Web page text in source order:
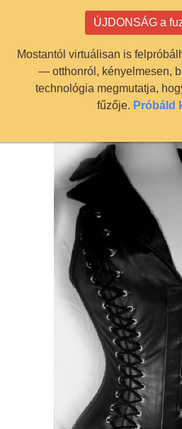
ÚJDONSÁG a
Mostantól virtuálisan is
— otthonról, kényelmesen,
technológia megmutatja,
fűzője. Próbáld